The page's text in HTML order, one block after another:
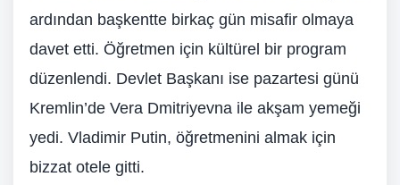
ardından başkentte birkaç gün misafir olmaya
davet etti. Öğretmen için kültürel bir program
düzenlendi. Devlet Başkanı ise pazartesi günü
Kremlin’de Vera Dmitriyevna ile akşam yemeği
yedi. Vladimir Putin, öğretmenini almak için
bizzat otele gitti.